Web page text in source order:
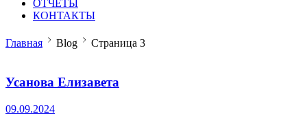
ОТЧЁТЫ
КОНТАКТЫ
Главная Blog Страница 3
Усанова Елизавета
09.09.2024